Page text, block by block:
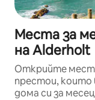
Места за
на Alderholt
Открийте
престои, които
дома си за